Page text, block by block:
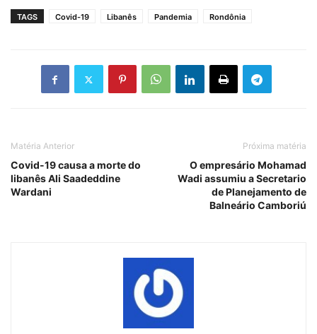
TAGS Covid-19 Libanês Pandemia Rondônia
Matéria Anterior
Covid-19 causa a morte do
libanês Ali Saadeddine
Wardani
Próxima matéria
O empresário Mohamad
Wadi assumiu a Secretario
de Planejamento de
Balneário Camboriú